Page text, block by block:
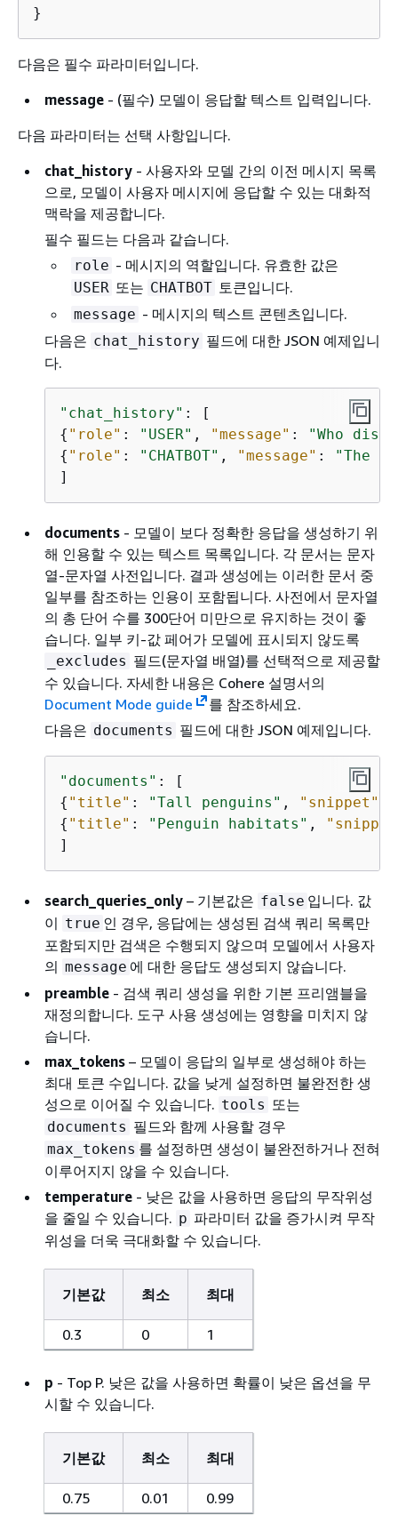
}
다음은 필수 파라미터입니다.
message - (필수) 모델이 응답할 텍스트 입력입니다.
다음 파라미터는 선택 사항입니다.
chat_history - 사용자와 모델 간의 이전 메시지 목록
으로, 모델이 사용자 메시지에 응답할 수 있는 대화적
맥락을 제공합니다.
필수 필드는 다음과 같습니다.
role - 메시지의 역할입니다. 유효한 값은
USER 또는 CHATBOT 토큰입니다.
message - 메시지의 텍스트 콘텐츠입니다.
다음은 chat_history 필드에 대한 JSON 예제입니
다.
"chat_history"
{ "role" : "USER" , "message" :
"Who
{ "role" : "CHATBOT" , "message" :
"The
]
documents - 모델이 보다 정확한 응답을 생성하기 위
해 인용할 수 있는 텍스트 목록입니다. 각 문서는 문자
열-문자열 사전입니다. 결과 생성에는 이러한 문서 중
일부를 참조하는 인용이 포함됩니다. 사전에서 문자열
의 총 단어 수를 300단어 미만으로 유지하는 것이 좋
습니다. 일부 키-값 페어가 모델에 표시되지 않도록
_excludes 필드(문자열 배열)를 선택적으로 제공할
수 있습니다. 자세한 내용은 Cohere 설명서의
Document Mode guide
를 참조하세요.
다음은 documents 필드에 대한 JSON 예제입니다.
"documents"
{ "title" : "Tall penguins" , "snippet"
{ "title" : "Penguin habitats" ,
]
search_queries_only – 기본값은 false 입니다. 값
이 true 인 경우, 응답에는 생성된 검색 쿼리 목록만
포함되지만 검색은 수행되지 않으며 모델에서 사용자
의 message 에 대한 응답도 생성되지 않습니다.
preamble - 검색 쿼리 생성을 위한 기본 프리앰블을
재정의합니다. 도구 사용 생성에는 영향을 미치지 않
습니다.
max_tokens – 모델이 응답의 일부로 생성해야 하는
최대 토큰 수입니다. 값을 낮게 설정하면 불완전한 생
성으로 이어질 수 있습니다. tools 또는
documents 필드와 함께 사용할 경우
max_tokens 를 설정하면 생성이 불완전하거나 전혀
이루어지지 않을 수 있습니다.
temperature - 낮은 값을 사용하면 응답의 무작위성
을 줄일 수 있습니다. p 파라미터 값을 증가시켜 무작
위성을 더욱 극대화할 수 있습니다.
기본값 최소 최대
0.3 0 1
p - Top P. 낮은 값을 사용하면 확률이 낮은 옵션을 무
시할 수 있습니다.
기본값 최소 최대
0.75 0.01 0.99